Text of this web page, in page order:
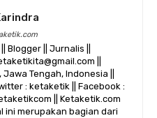
Blogger || Jurnalis ||
||
Tengah, Indonesia ||
: ketaketik || Facebook :
|| Ketaketik.com
ini merupakan bagian dari